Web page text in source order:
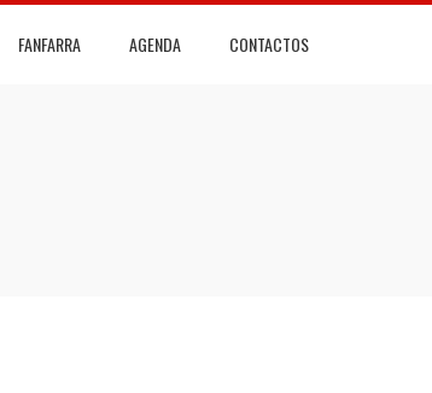
FANFARRA AGENDA CONTACTOS